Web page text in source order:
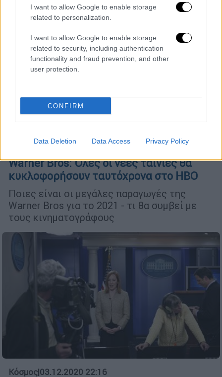
I want to allow Google to enable storage
related to personalization.
I want to allow Google to enable storage
related to security, including authentication
functionality and fraud prevention, and other
user protection.
CONFIRM
Data Deletion Data Access Privacy Policy
Ακουγόταν πολύ έντονα, αλλά...
Warner Bros: Όλες οι νέες ταινίες θα
κυκλοφορήσουν ταυτόχρονα στο HBO
Ποιες είναι οι μεγάλες παραγωγές της
Warner Bros για το 2021 - τι θα συμβεί με
τους κινηματογράφους
Κόσμος|03.12.2020 22:16